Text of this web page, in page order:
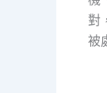
對
被